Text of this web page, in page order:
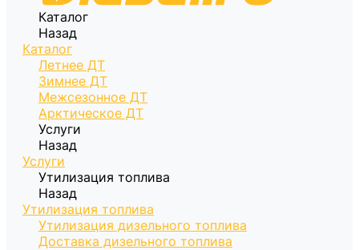
Каталог
Назад
Каталог
Летнее ДТ
Зимнее ДТ
Межсезонное ДТ
Арктическое ДТ
Услуги
Назад
Услуги
Утилизация топлива
Назад
Утилизация топлива
Утилизация дизельного топлива
Доставка дизельного топлива